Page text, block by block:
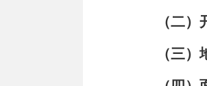
（二
（三